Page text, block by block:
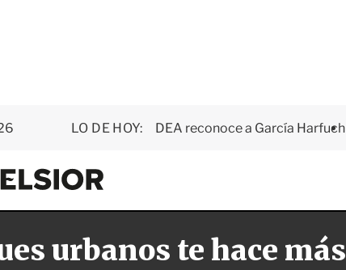
LO DE HOY: DEA reconoce a García Harfuch
E
x
e
s
i
urbanos te hace más